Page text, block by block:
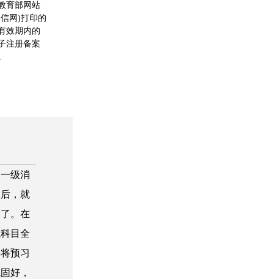
育部网站
网)打印的
效期内的
注册备案
级消
，就
。在
目全
预习
好，